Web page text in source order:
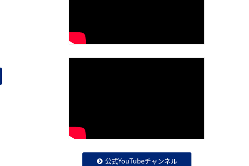
公式YouTubeチャンネル